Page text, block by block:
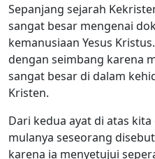
Sepanjang sejarah
sangat besar mengenai
kemanusiaan Yesus
dengan seimbang karena
sangat besar di dalam
Kristen.
Dari kedua ayat di atas
mulanya seseorang
karena ia menyetujui